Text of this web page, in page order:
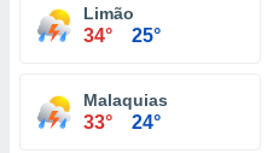
Limão
34° 25°
Malaquias
33° 24°